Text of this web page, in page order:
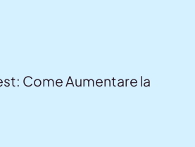
Come Aumentare la